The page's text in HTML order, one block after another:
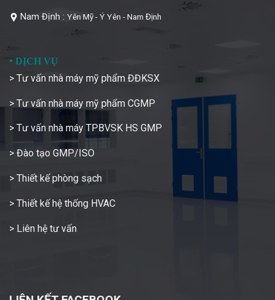
Nam Định : Yên Mỹ - Ý Yên - Nam Định
• DỊCH VỤ
> Tư vấn nhà máy mỹ phẩm ĐĐKSX
> Tư vấn nhà máy mỹ phẩm CGMP
> Tư vấn nhà máy TPBVSK HS GMP
> Đào tạo GMP/ISO
> Thiết kế phòng sạch
> Thiết kế hệ thống HVAC
> Liên hệ tư vấn